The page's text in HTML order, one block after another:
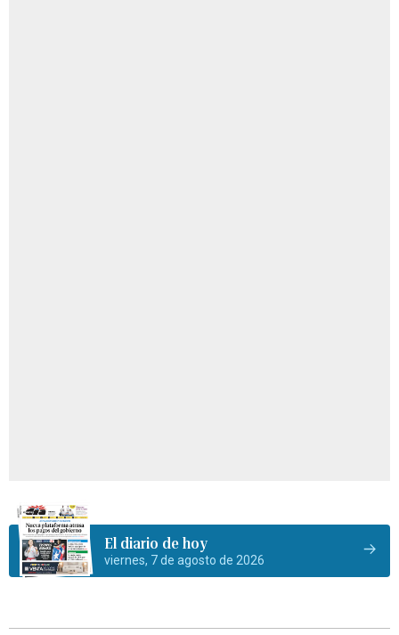
El diario de hoy
viernes, 7 de agosto de 2026